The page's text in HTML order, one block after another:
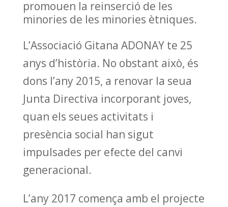
promouen la reinserció de les
minories de les minories ètniques.
L’Associació Gitana ADONAY te 25
anys d’història. No obstant això, és
dons l’any 2015, a renovar la seua
Junta Directiva incorporant joves,
quan els seues activitats i
presència social han sigut
impulsades per efecte del canvi
generacional.
L’any 2017 comença amb el projecte